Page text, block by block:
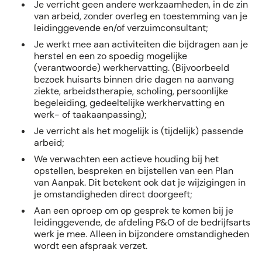
Je verricht geen andere werkzaamheden, in de zin
van arbeid, zonder overleg en toestemming van je
leidinggevende en/of verzuimconsultant;
Je werkt mee aan activiteiten die bijdragen aan je
herstel en een zo spoedig mogelijke
(verantwoorde) werkhervatting. (Bijvoorbeeld
bezoek huisarts binnen drie dagen na aanvang
ziekte, arbeidstherapie, scholing, persoonlijke
begeleiding, gedeeltelijke werkhervatting en
werk- of taakaanpassing);
Je verricht als het mogelijk is (tijdelijk) passende
arbeid;
We verwachten een actieve houding bij het
opstellen, bespreken en bijstellen van een Plan
van Aanpak. Dit betekent ook dat je wijzigingen in
je omstandigheden direct doorgeeft;
Aan een oproep om op gesprek te komen bij je
leidinggevende, de afdeling P&O of de bedrijfsarts
werk je mee. Alleen in bijzondere omstandigheden
wordt een afspraak verzet.